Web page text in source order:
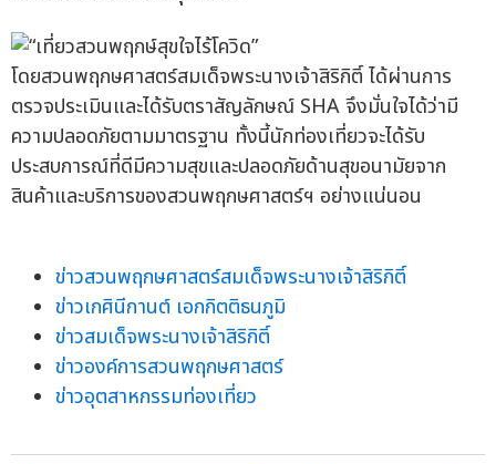
โดยสวนพฤกษศาสตร์สมเด็จพระนางเจ้าสิริกิติ์ ได้ผ่านการ
ตรวจประเมินและได้รับตราสัญลักษณ์ SHA จึงมั่นใจได้ว่ามี
ความปลอดภัยตามมาตรฐาน ทั้งนี้นักท่องเที่ยวจะได้รับ
ประสบการณ์ที่ดีมีความสุขและปลอดภัยด้านสุขอนามัยจาก
สินค้าและบริการของสวนพฤกษศาสตร์ฯ อย่างแน่นอน
ข่าวสวนพฤกษศาสตร์สมเด็จพระนางเจ้าสิริกิติ์
ข่าวเกศินีกานต์ เอกกิตติธนภูมิ
ข่าวสมเด็จพระนางเจ้าสิริกิติ์
ข่าวองค์การสวนพฤกษศาสตร์
ข่าวอุตสาหกรรมท่องเที่ยว